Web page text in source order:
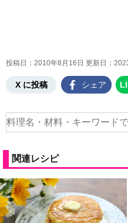
投稿日：2010年8月16日 更新日：
X に投稿 シェア
関連レシピ